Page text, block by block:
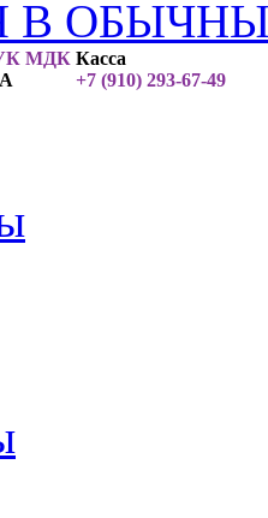
В
МДК Касса
+7 (910) 293-67-49